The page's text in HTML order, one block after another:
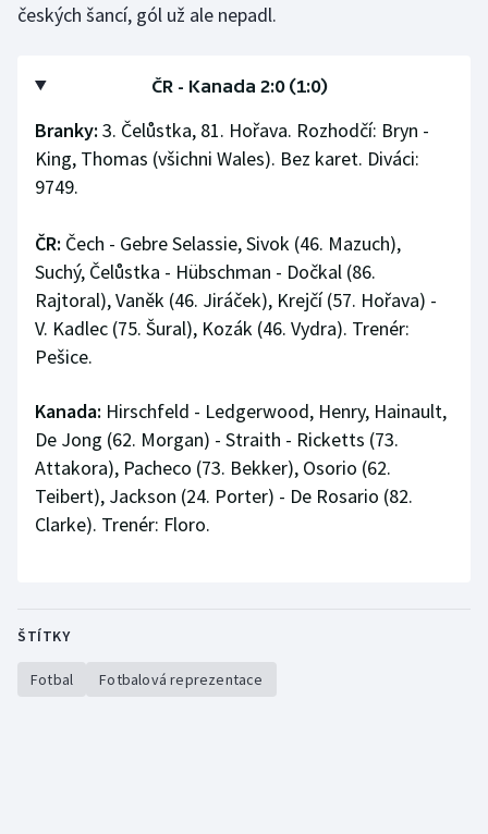
českých šancí, gól už ale nepadl.
ČR - Kanada 2:0 (1:0)
Branky: 3. Čelůstka, 81. Hořava. Rozhodčí: Bryn -
King, Thomas (všichni Wales). Bez karet. Diváci:
9749.
ČR: Čech - Gebre Selassie, Sivok (46. Mazuch),
Suchý, Čelůstka - Hübschman - Dočkal (86.
Rajtoral), Vaněk (46. Jiráček), Krejčí (57. Hořava) -
V. Kadlec (75. Šural), Kozák (46. Vydra). Trenér:
Pešice.
Kanada: Hirschfeld - Ledgerwood, Henry, Hainault,
De Jong (62. Morgan) - Straith - Ricketts (73.
Attakora), Pacheco (73. Bekker), Osorio (62.
Teibert), Jackson (24. Porter) - De Rosario (82.
Clarke). Trenér: Floro.
ŠTÍTKY
Fotbal Fotbalová reprezentace